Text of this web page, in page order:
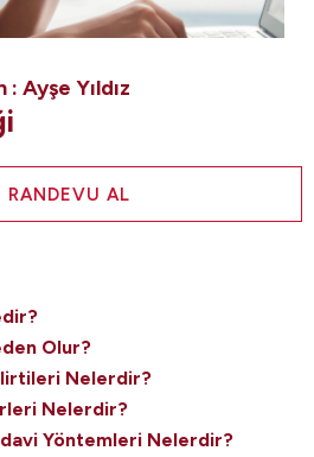
: Ayşe Yıldız
RANDEVU AL
Olur?
Nelerdir?
Nelerdir?
Yöntemleri Nelerdir?